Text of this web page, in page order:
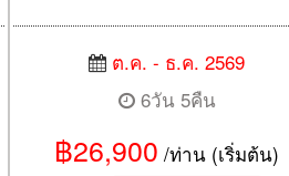
ต.ค. - ธ.ค. 2569
6วัน 5คืน
฿26,900 /ท่าน (เริ่มต้น)